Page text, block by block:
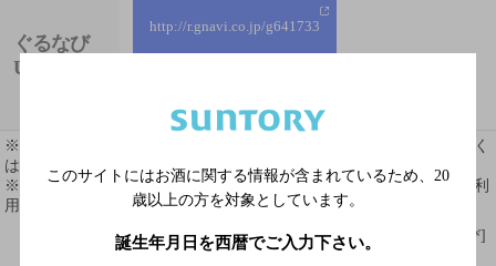
ぐるなび
URL
http://r.gnavi.co.jp/g641733
※ 掲載されている情報は最新の内容と異なる場合があります。詳しく
はお店にお問い合わせください。
※ 掲載されているリンク等の外部コンテンツはお客様のご判断でご利
用ください。
[情報提供：ぐるなび]
このサイトにはお酒に関する情報が含まれているため、 20
歳以上の方を対象としています。
誕生年月日を西暦でご入力下さい。